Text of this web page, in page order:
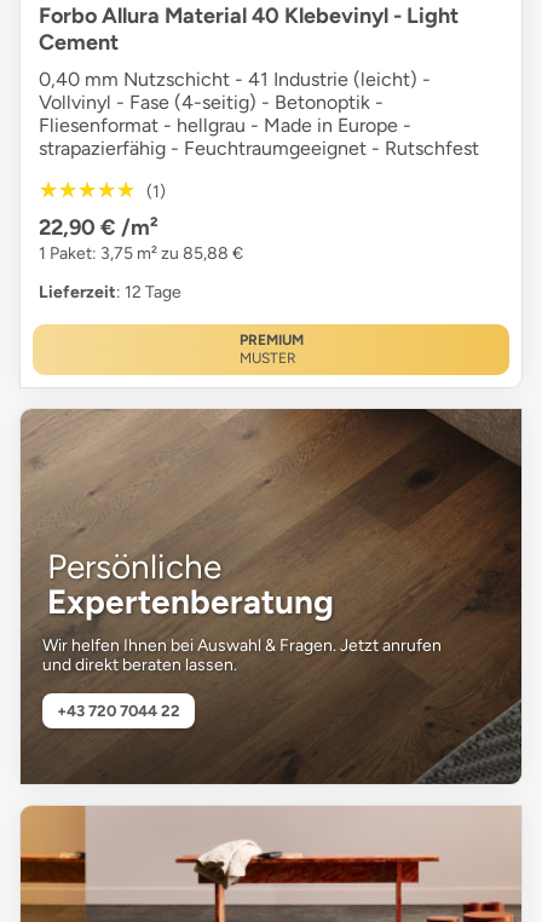
Forbo Allura Material 40 Klebevinyl - Light
Cement
0,40 mm Nutzschicht - 41 Industrie (leicht) -
Vollvinyl - Fase (4-seitig) - Betonoptik -
Fliesenformat - hellgrau - Made in Europe -
strapazierfähig - Feuchtraumgeeignet - Rutschfest
★★★★★
★★★★★ (1)
22,90 € /m²
1 Paket: 3,75 m² zu 85,88 €
Lieferzeit: 12 Tage
PREMIUM
MUSTER
Persönliche
Expertenberatung
Wir helfen Ihnen bei Auswahl & Fragen. Jetzt anrufen
und direkt beraten lassen.
+43 720 7044 22